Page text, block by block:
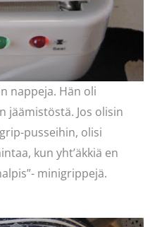
nappeja. Hän oli
jäämistöstä. Jos olisin
pusseihin, olisi
kun yht’äkkiä en
minigrippejä.